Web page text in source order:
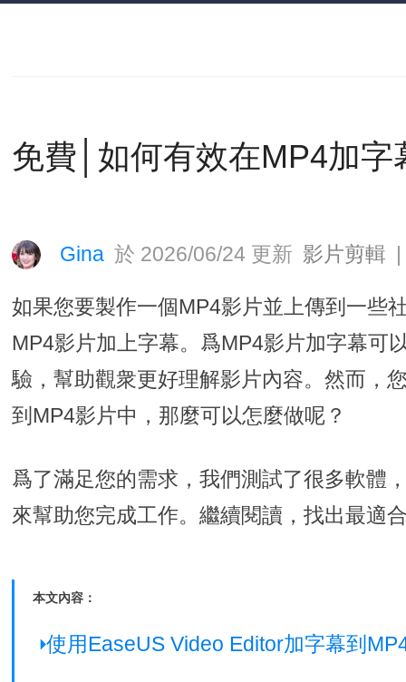
免費│如何有效在MP4加字
Gina 於 2026/06/24 更新 影片剪輯
如果您要製作一個MP4影片並上傳到一些
MP4影片加上字幕。爲MP4影片加字幕可
驗，幫助觀衆更好理解影片內容。然而，
到MP4影片中，那麼可以怎麼做呢？
爲了滿足您的需求，我們測試了很多軟體
來幫助您完成工作。繼續閱讀，找出最適
本文內容：
使用EaseUS Video Editor加字幕到